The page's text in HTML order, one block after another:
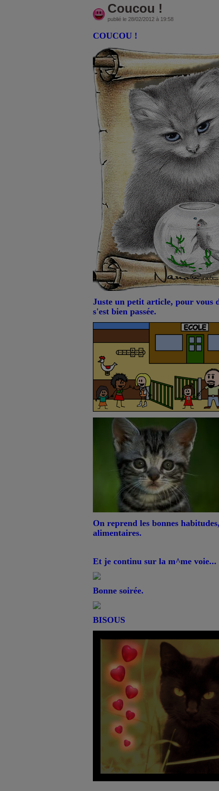
Coucou !
publié le 28/02/2012 à 19:58
COUCOU !
Juste un petit article, pour vous
s'est bien passée.
On reprend les bonnes
alimentaires.
Et je continu sur la m^me
Bonne soirée.
BISOUS